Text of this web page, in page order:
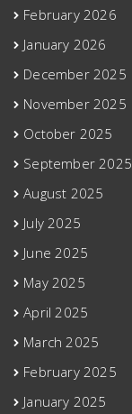
February 2026
January 2026
December 2025
November 2025
October 2025
September 2025
August 2025
July 2025
June 2025
May 2025
April 2025
March 2025
February 2025
January 2025